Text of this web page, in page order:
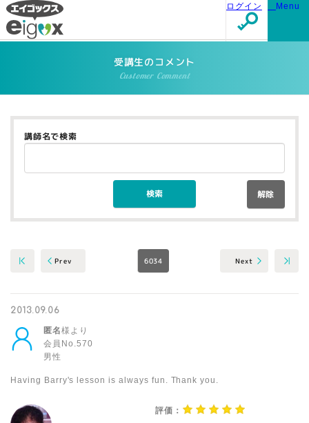
Menu
ログイン
受講生のコメント
Customer Comment
講師名で検索
解除
Prev 6034 Next
2013.09.06
匿名様より
会員No.570
男性
Having Barry's lesson is always fun. Thank you.
評価：